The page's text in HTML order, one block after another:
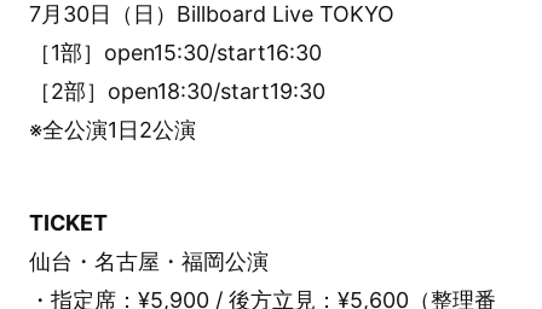
7月30日（日）Billboard Live TOKYO
［1部］open15:30/start16:30
［2部］open18:30/start19:30
※全公演1日2公演
TICKET
仙台・名古屋・福岡公演
・指定席：¥5,900 / 後方立見：¥5,600（整理番